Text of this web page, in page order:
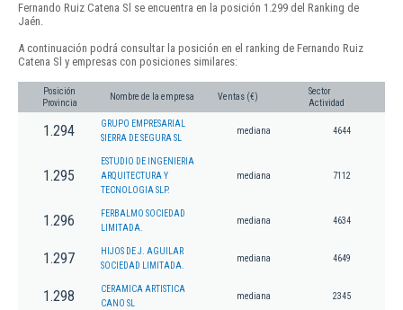
Fernando Ruiz Catena Sl se encuentra en la posición 1.299 del Ranking de
Jaén.
A continuación podrá consultar la posición en el ranking de Fernando Ruiz
Catena Sl y empresas con posiciones similares:
Posición
Provincia
Nombre de la empresa Ventas (€)
Sector
Actividad
1.294
GRUPO EMPRESARIAL
SIERRA DE SEGURA SL
mediana 4644
1.295
ESTUDIO DE INGENIERIA
ARQUITECTURA Y
TECNOLOGIA SLP.
mediana 7112
1.296
FERBALMO SOCIEDAD
LIMITADA.
mediana 4634
1.297
HIJOS DE J. AGUILAR
SOCIEDAD LIMITADA.
mediana 4649
1.298
CERAMICA ARTISTICA
CANO SL
mediana 2345